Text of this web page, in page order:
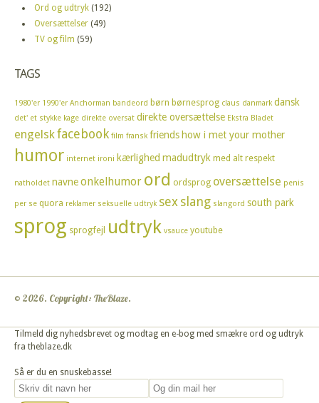
Ord og udtryk (192)
Oversættelser (49)
TV og film (59)
TAGS
1980'er 1990'er Anchorman bandeord børn børnesprog claus danmark dansk
det' et stykke kage direkte oversat direkte oversættelse Ekstra Bladet
engelskfacebook film fransk friendshow i met your mother
humor internet ironi kærlighed madudtryk med alt respekt
natholdet navneonkelhumor ord ordsprog oversættelse penis
per se quora reklamer seksuelle udtryk sexslang slangord south park
sprog sprogfejl udtryk vsauce youtube
© 2026. Copyright: TheBlaze.
Tilmeld dig nyhedsbrevet og modtag en e-bog med smækre ord og udtryk
fra theblaze.dk
Så er du en snuskebasse!